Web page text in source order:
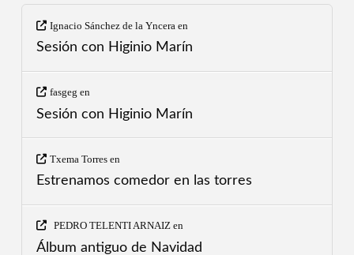
Ignacio Sánchez de la Yncera en
Sesión con Higinio Marín
fasgeg en
Sesión con Higinio Marín
Txema Torresen
Estrenamos comedor en las torres
PEDRO TELENTI ARNAIZ en
Álbum antiguo de Navidad